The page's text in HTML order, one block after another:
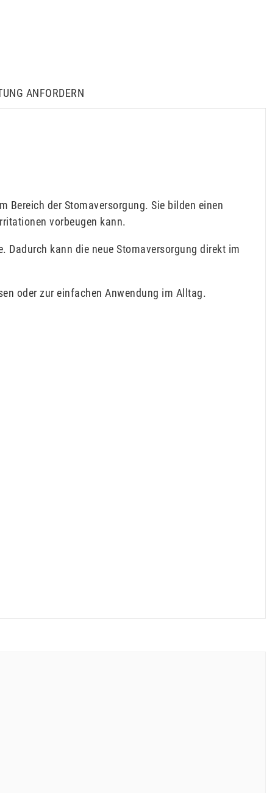
ANFORDERN
Bereich der Stomaversorgung. Sie bilden einen
vorbeugen kann.
kann die neue Stomaversorgung direkt im
oder zur einfachen Anwendung im Alltag.